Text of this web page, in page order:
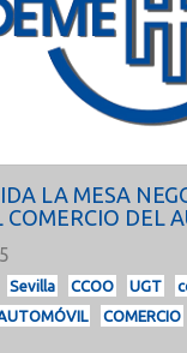
LA MESA
COMERCIO DEL
Sevilla CCOO UGT
COMERCIO